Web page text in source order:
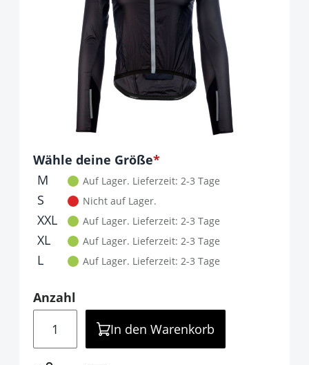
Q36.5 Air Jacket Black
P92109
140,00 €
119,90 €
inkl. 19% Mwst. ,zzgl Versandkosten
Optionen
Wähle deine Größe
It is required to select one of the available
M Auf Lager. Lieferzeit: 2-3 Tage
S Nicht auf Lager.
XXL Auf Lager. Lieferzeit: 2-3 Tage
XL Auf Lager. Lieferzeit: 2-3 Tage
L Auf Lager. Lieferzeit: 2-3 Tage
Anzahl
In den Warenkorb